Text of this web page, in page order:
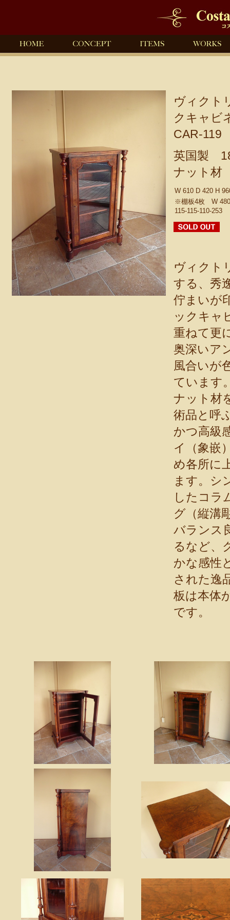
ヴィクト
クキャビ
CAR-119
英国製
ナット材
W 610 D 420 H
※棚板4枚 W 480
115-115-110-253
ヴィクト
する、秀
佇まいが
ックキ
重ねて更
奥深いア
風合いが
ています
ナット材
術品と呼
かつ高級
イ（象嵌
め各所に
ます。シ
したコラ
グ（縦溝
バランス
るなど、
かな感性
された逸
板は本体
です。